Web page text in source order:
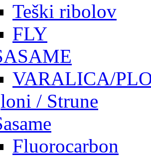
Teški ribolov
FLY
VARALICA/
/ Strune
Fluorocarbon